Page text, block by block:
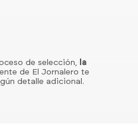
de selección,
la
de El Jornalero te
detalle adicional.